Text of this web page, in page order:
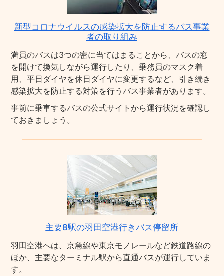
新型コロナウイルスの感染拡大を防止するバス事業
者の取り組み
満員のバスは3つの密に当てはまることから、バスの窓
を開けて換気しながら運行したり、乗務員のマスク着
用、平日ダイヤを休日ダイヤに変更するなど、引き続き
感染拡大を防止する対策を行うバス事業者があります。
事前に乗車するバスの公式サイトから運行状況を確認し
ておきましょう。
主要8駅の羽田空港行きバス停留所
羽田空港へは、京急線や東京モノレールなど鉄道路線の
ほか、主要なターミナル駅から直通バスが運行していま
す。